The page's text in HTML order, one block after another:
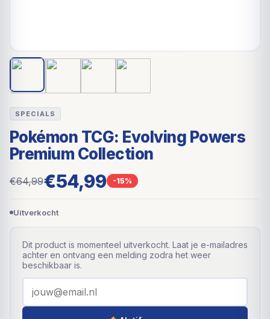
SPECIALS
Pokémon TCG: Evolving Powers
Premium Collection
€64,99€54,99 -15%
Uitverkocht
Dit product is momenteel uitverkocht. Laat je e-mailadres
achter en ontvang een melding zodra het weer
beschikbaar is.